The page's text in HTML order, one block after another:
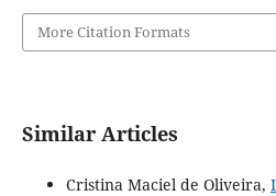
More Citation Formats
Similar Articles
Cristina Maciel de Oliveira,